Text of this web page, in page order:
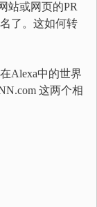
站或网页的PR
了。这如何转
Alexa中的世界
这两个相